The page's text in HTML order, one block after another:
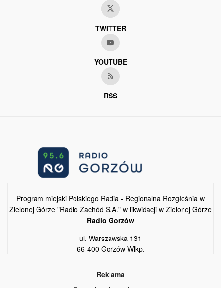
TWITTER
YOUTUBE
RSS
Program miejski Polskiego Radia - Regionalna Rozgłośnia w
Zielonej Górze "Radio Zachód S.A." w likwidacji w Zielonej Górze
Radio Gorzów
ul. Warszawska 131
66-400 Gorzów Wlkp.
Reklama